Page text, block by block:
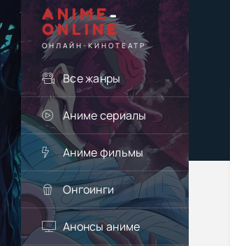
ANIME-
ONLINE
ОНЛАЙН-КИНОТЕАТР
Все жанры
Аниме сериалы
Аниме фильмы
Онгоинги
Анонсы аниме